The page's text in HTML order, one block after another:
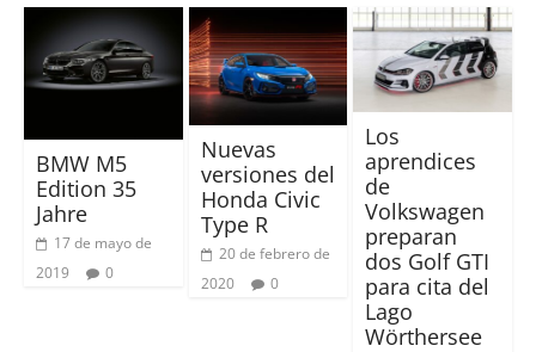
BMW M5
Edition 35
Jahre
17 de mayo de
2019
0
Nuevas
versiones del
Honda Civic
Type R
20 de febrero de
2020
0
Los
aprendices
de
Volkswagen
preparan
dos Golf GTI
para cita del
Lago
Wörthersee